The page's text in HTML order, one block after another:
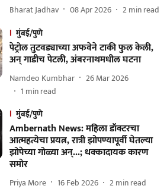
Bharat Jadhav 08 Apr 2026 2min read
मुंबई/पुणे
पेट्रोल तुटवड्याच्या अफवेने टाकी फुल केली,
अन् गाडीच पेटली, अंबरनाथमधील घटना
Namdeo Kumbhar
26 Mar 2026
1 min read
मुंबई/पुणे
Ambernath News: महिला डॉक्टरचा
आत्महत्येचा प्रयत्न, रात्री झोपण्यापूर्वी घेतल्या
झोपेच्या गोळ्या अन्...; धक्कादायक कारण
समोर
Priya More 16 Feb 2026 2min read